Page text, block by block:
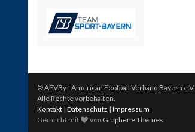
© AFVBy - American Football Verband Bayern e.V.
Alle Rechte vorbehalten.
Kontakt | Datenschutz | Impressum
Gemacht mit
von Graphene Themes.